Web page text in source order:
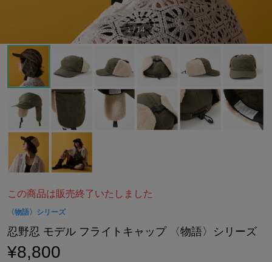
1/14
この商品は販売終了いたしました
〈物語〉シリーズ
忍野忍 モデル フライトキャップ 〈物語〉シリーズ
¥8,800